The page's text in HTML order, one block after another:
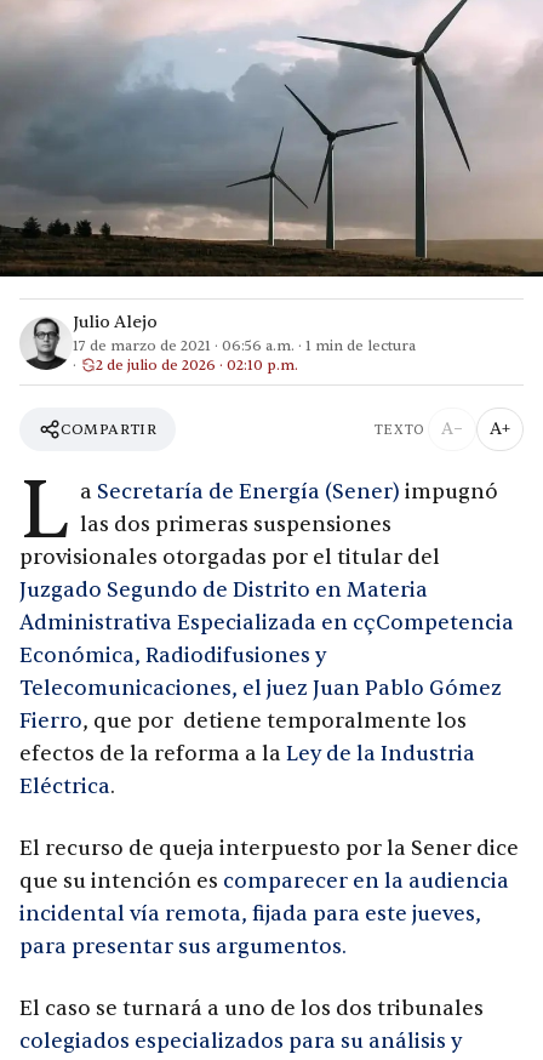
Julio Alejo
17 de marzo de 2021 · 06:56 a.m. · 1 min de lectura
2 de julio de 2026 · 02:10 p.m.
COMPARTIR TEXTO A− A+
L a Secretaría de Energía (Sener) impugnó
las dos primeras suspensiones
provisionales otorgadas por el titular del
Juzgado Segundo de Distrito en Materia
Administrativa Especializada en cçCompetencia
Económica, Radiodifusiones y
Telecomunicaciones, el juez Juan Pablo Gómez
Fierro, que por detiene temporalmente los
efectos de la reforma a la Ley de la Industria
Eléctrica.
El recurso de queja interpuesto por la Sener dice
que su intención es comparecer en la audiencia
incidental vía remota, fijada para este jueves,
para presentar sus argumentos.
El caso se turnará a uno de los dos tribunales
colegiados especializados para su análisis y